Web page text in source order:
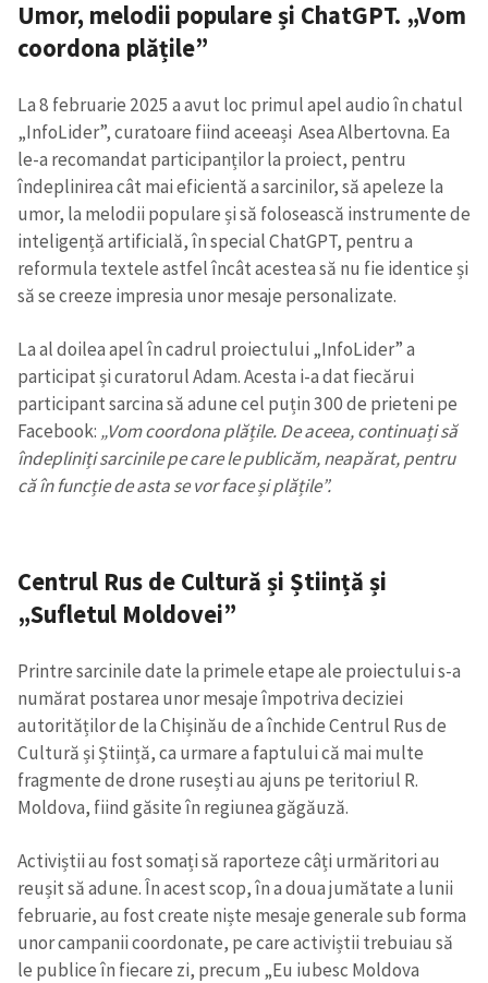
Umor, melodii populare și ChatGPT. „Vom
coordona plățile”
La 8 februarie 2025 a avut loc primul apel audio în chatul
„InfoLider”, curatoare fiind aceeași Asea Albertovna. Ea
le-a recomandat participanților la proiect, pentru
îndeplinirea cât mai eficientă a sarcinilor, să apeleze la
umor, la melodii populare și să folosească instrumente de
inteligență artificială, în special ChatGPT, pentru a
reformula textele astfel încât acestea să nu fie identice și
să se creeze impresia unor mesaje personalizate.
La al doilea apel în cadrul proiectului „InfoLider” a
participat și curatorul Adam. Acesta i-a dat fiecărui
participant sarcina să adune cel puțin 300 de prieteni pe
Facebook: „Vom coordona plățile. De aceea, continuați să
îndepliniți sarcinile pe care le publicăm, neapărat, pentru
că în funcție de asta se vor face și plățile”.
Centrul Rus de Cultură și Știință și
„Sufletul Moldovei”
Printre sarcinile date la primele etape ale proiectului s-a
numărat postarea unor mesaje împotriva deciziei
autorităților de la Chișinău de a închide Centrul Rus de
Cultură și Știință, ca urmare a faptului că mai multe
fragmente de drone rusești au ajuns pe teritoriul R.
Moldova, fiind găsite în regiunea găgăuză.
Activiștii au fost somați să raporteze câți urmăritori au
reușit să adune. În acest scop, în a doua jumătate a lunii
februarie, au fost create niște mesaje generale sub forma
unor campanii coordonate, pe care activiștii trebuiau să
le publice în fiecare zi, precum „Eu iubesc Moldova
CONTACT SURSĂ
Nume+ Numele meu
Email+ Emailul meu
Telefon
+ Telefon personal
Am citit și sunt de
confidențialitate.
TRIMITE ȘTIREA